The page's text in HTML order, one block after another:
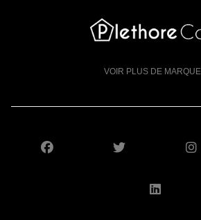
VOIR PLUS DE
SUIVEZ-NOUS SUR
SUIVEZ-